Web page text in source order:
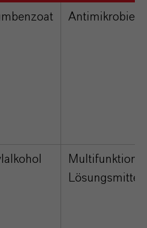
Antimikrobiell
Lösungsmittel